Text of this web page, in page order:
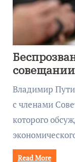
Владимир
с членами
которого
Read More